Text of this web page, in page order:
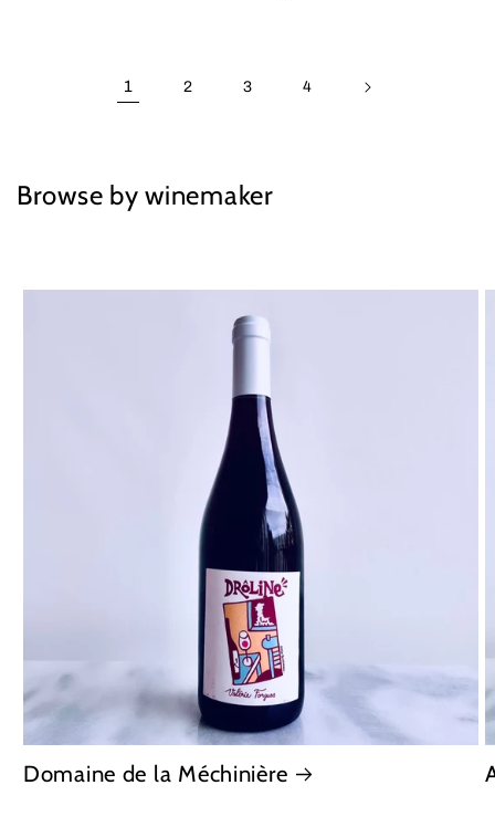
1 2 3 4
Browse by winemaker
Domaine de la Méchinière